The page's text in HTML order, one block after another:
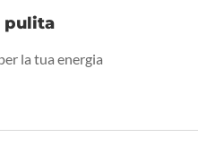
pulita
la tua energia